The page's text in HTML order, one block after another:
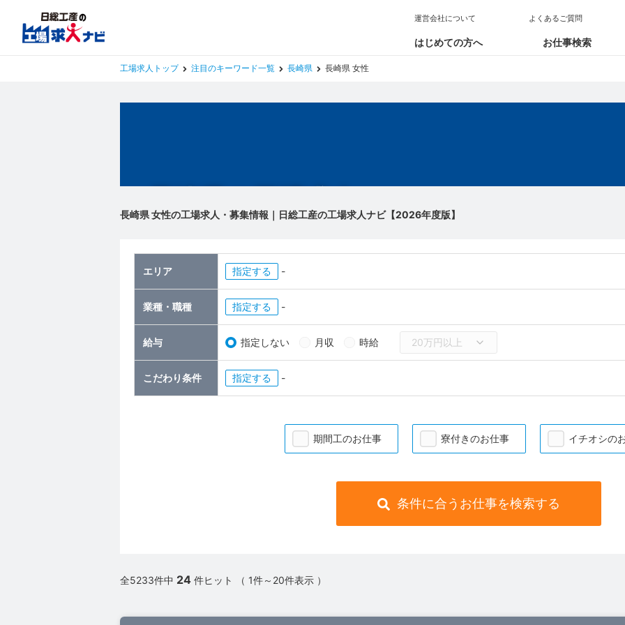
はじめての方へ お仕事検索
運営会社について よくあるご質問
工場求人トップ 注目のキーワード一覧 長崎県 長崎県 女性
長崎県 女性の工場求人・募集情報｜日総工産の工場求人ナビ【2026年度版】
エリア 指定 -
業種・職種 指定 -
給与 指定しない 月収 時給
こだわり条件 指定 -
期間工のお仕事 寮付きのお仕事 イチオシの
条件に合うお仕事を検索する
全5233件中 24 件ヒット （ 1件～20件表示 ）